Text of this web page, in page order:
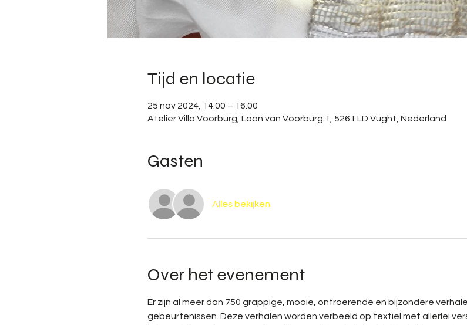
Tijd en locatie
25 nov 2024, 14:00 – 16:00
Atelier Villa Voorburg, Laan van Voorburg 1, 5261 LD Vught, Nederland
Gasten
Alles bekijken
Over het evenement
Er zijn al meer dan 750 grappige, mooie, ontroerende en bijzondere
gebeurtenissen. Deze verhalen worden verbeeld op textiel met allerlei